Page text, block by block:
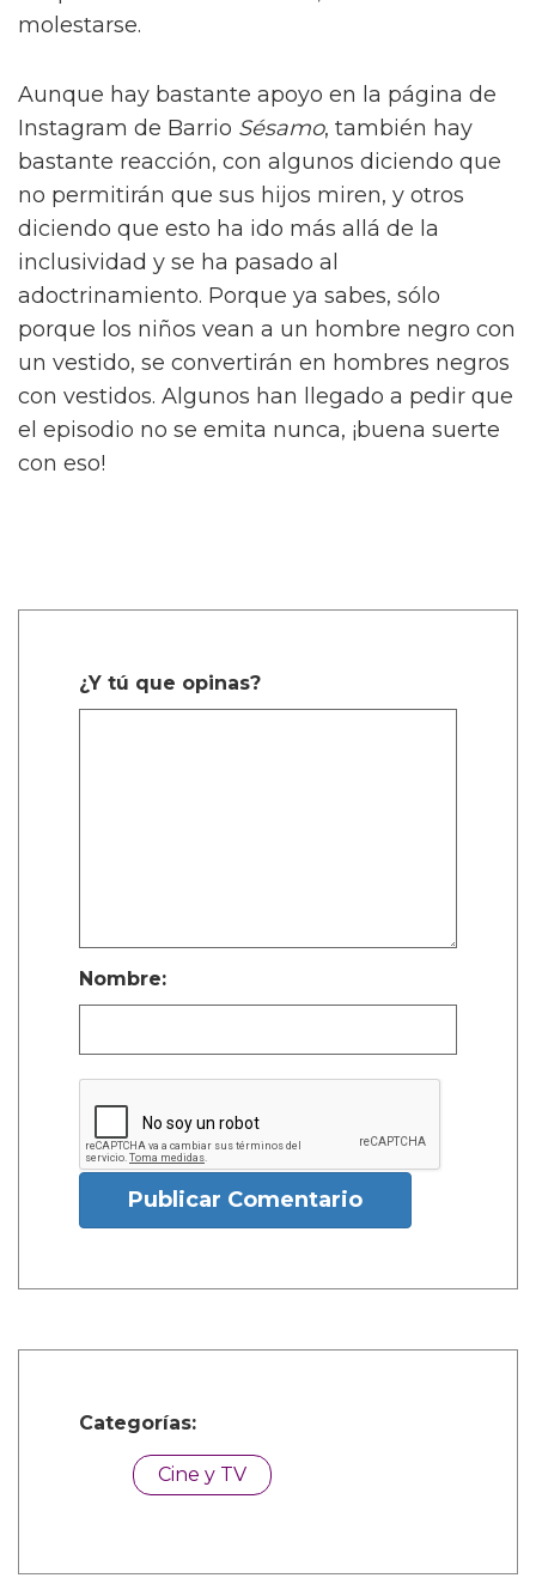
molestarse.
Aunque hay bastante apoyo en la página de
Instagram de Barrio Sésamo, también hay
bastante reacción, con algunos diciendo que
no permitirán que sus hijos miren, y otros
diciendo que esto ha ido más allá de la
inclusividad y se ha pasado al
adoctrinamiento. Porque ya sabes, sólo
porque los niños vean a un hombre negro con
un vestido, se convertirán en hombres negros
con vestidos. Algunos han llegado a pedir que
el episodio no se emita nunca, ¡buena suerte
con eso!
¿Y tú que opinas?
Nombre:
Publicar Comentario
Categorías:
Cine y TV